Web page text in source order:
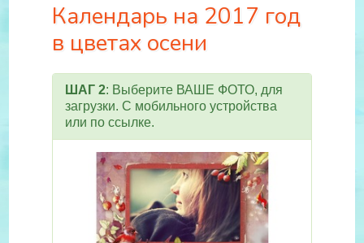
Календарь на 2017 год
в цветах осени
ШАГ 2: Выберите ВАШЕ ФОТО, для
загрузки. С мобильного устройства
или по ссылке.